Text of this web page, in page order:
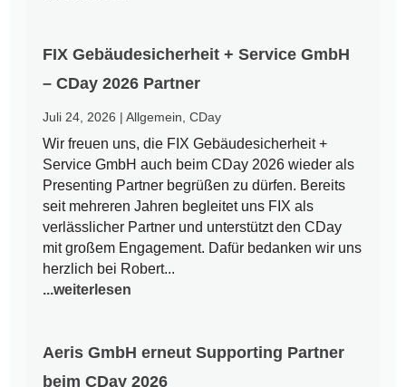
FIX Gebäudesicherheit + Service GmbH
– CDay 2026 Partner
Juli 24, 2026 |Allgemein ,CDay
Wir freuen uns, die FIX Gebäudesicherheit +
Service GmbH auch beim CDay 2026 wieder als
Presenting Partner begrüßen zu dürfen. Bereits
seit mehreren Jahren begleitet uns FIX als
verlässlicher Partner und unterstützt den CDay
mit großem Engagement. Dafür bedanken wir uns
herzlich bei Robert...
...weiterlesen
Aeris GmbH erneut Supporting Partner
beim CDay 2026